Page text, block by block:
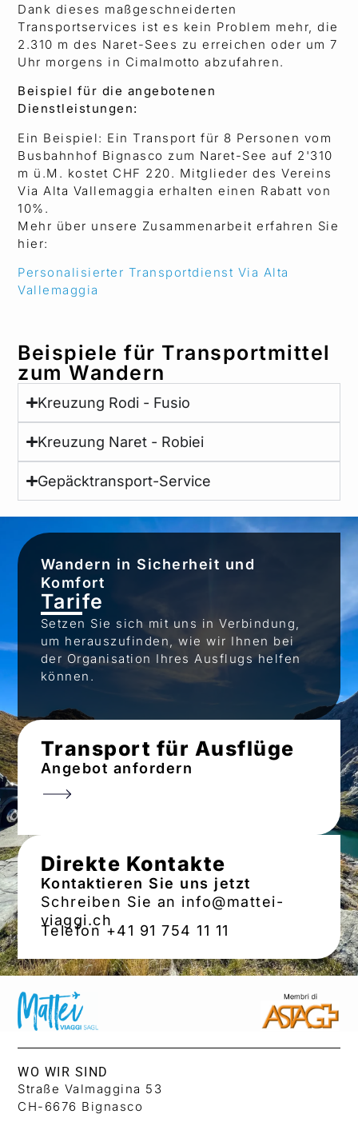
Dank dieses maßgeschneiderten
Transportservices ist es kein Problem mehr, die
2.310 m des Naret-Sees zu erreichen oder um 7
Uhr morgens in Cimalmotto abzufahren.
Beispiel für die angebotenen
Dienstleistungen:
Ein Beispiel: Ein Transport für 8 Personen vom
Busbahnhof Bignasco zum Naret-See auf 2'310
m ü.M. kostet CHF 220. Mitglieder des Vereins
Via Alta Vallemaggia erhalten einen Rabatt von
10%.
Mehr über unsere Zusammenarbeit erfahren Sie
hier:
Personalisierter Transportdienst Via Alta
Vallemaggia
Beispiele für Transportmittel
zum Wandern
Kreuzung Rodi - Fusio
Kreuzung Naret - Robiei
Gepäcktransport-Service
Wandern in Sicherheit und
Komfort
Tarife
Setzen Sie sich mit uns in Verbindung,
um herauszufinden, wie wir Ihnen bei
der Organisation Ihres Ausflugs helfen
können.
Transport für Ausflüge
Angebot anfordern
Direkte Kontakte
Kontaktieren Sie uns jetzt
Schreiben Sie an info@mattei-
viaggi.ch
Telefon +41 91 754 11 11
WO WIR SIND
Straße Valmaggina 53
CH-6676 Bignasco